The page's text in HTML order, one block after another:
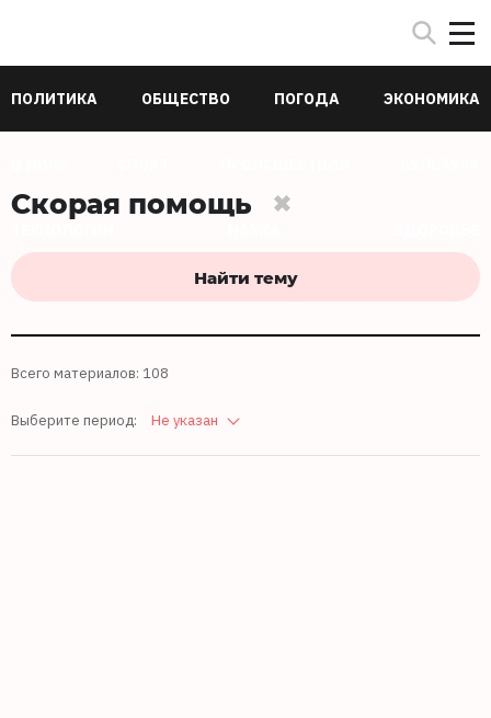
ПОЛИТИКА ОБЩЕСТВО ПОГОДА ЭКОНОМИКА
Скорая помощь
Найти тему
Всего материалов: 108
Выберите период: Не указан